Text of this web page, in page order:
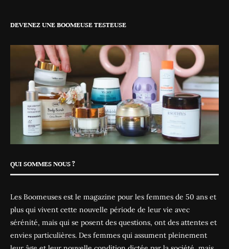
DEVENEZ UNE BOOMEUSE TESTEUSE
QUI SOMMES NOUS ?
Les Boomeuses est le magazine pour les femmes de 50 ans et
plus qui vivent cette nouvelle période de leur vie avec
sérénité, mais qui se posent des questions, ont des attentes et
envies particulières. Des femmes qui assument pleinement